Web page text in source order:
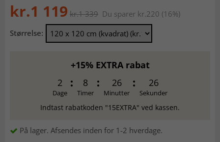
kr.1 119 kr.1 339 Du sparer kr.220 (16%)
Størrelse:
+15% EXTRA rabat
2
Dage
8
Timer
26
Minutter
25
Sekunder
Indtast rabatkoden "15EXTRA" ved kassen.
På lager. Afsendes inden for 1-2 hverdage.